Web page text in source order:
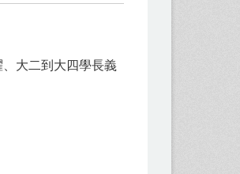
大二到大四學長義